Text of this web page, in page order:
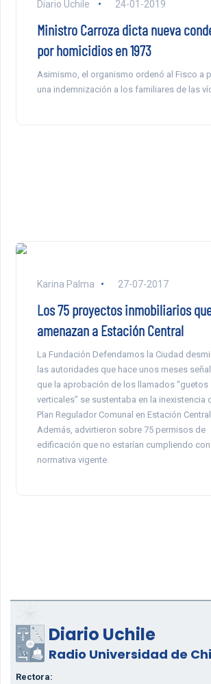
Diario Uchile 24-01-2019
Ministro Carroza dicta nueva
por homicidios en 1973
Asimismo, el organismo ordenó al Fisco a
una indemnización a los familiares de las
Karina Palma 27-07-2017
Los 75 proyectos inmobiliarios
amenazan a Estación Central
La Fundación Defendamos la Ciudad
las autoridades que hace unos meses
que la aprobación de los llamados “guetos
verticales” se sustentaba en la inexistencia
Plan Regulador Comunal en Estación Central.
Además, advirtieron sobre 75 permisos de
edificación que no estarían cumpliendo con
normativa vigente.
Diario Uchile
Radio Universidad de
Rectora: